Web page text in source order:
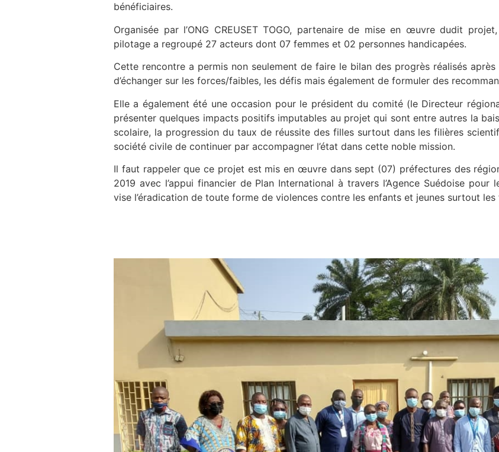
bénéficiaires.
Organisée par l’ONG CREUSET TOGO, partenaire de mise en œuvre dudit
pilotage a regroupé 27 acteurs dont 07 femmes et 02 personnes handicapées.
Cette rencontre a permis non seulement de faire le bilan des progrès réalisés
d’échanger sur les forces/faibles, les défis mais également de formuler des
Elle a également été une occasion pour le président du comité (le Directeur
présenter quelques impacts positifs imputables au projet qui sont entre autres la
scolaire, la progression du taux de réussite des filles surtout dans les filières
société civile de continuer par accompagner l’état dans cette noble mission.
Il faut rappeler que ce projet est mis en œuvre dans sept (07) préfectures des
2019 avec l’appui financier de Plan International à travers l’Agence Suédoise pour
vise l’éradication de toute forme de violences contre les enfants et jeunes surtout les